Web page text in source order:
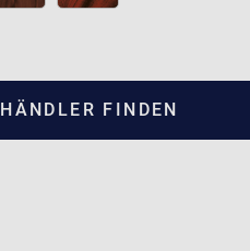
HÄNDLER FINDEN